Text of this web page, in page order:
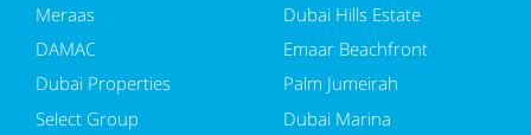
Meraas
DAMAC
Dubai Properties
Select Group
Dubai Hills Estate
Emaar Beachfront
Palm Jumeirah
Dubai Marina